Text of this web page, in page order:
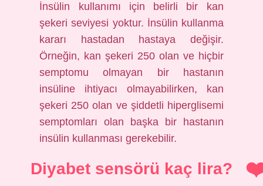
İnsülin kullanımı için belirli bir kan
şekeri seviyesi yoktur. İnsülin kullanma
kararı hastadan hastaya değişir.
Örneğin, kan şekeri 250 olan ve hiçbir
semptomu olmayan bir hastanın
insüline ihtiyacı olmayabilirken, kan
şekeri 250 olan ve şiddetli hiperglisemi
semptomları olan başka bir hastanın
insülin kullanması gerekebilir.
Diyabet sensörü kaç lira?